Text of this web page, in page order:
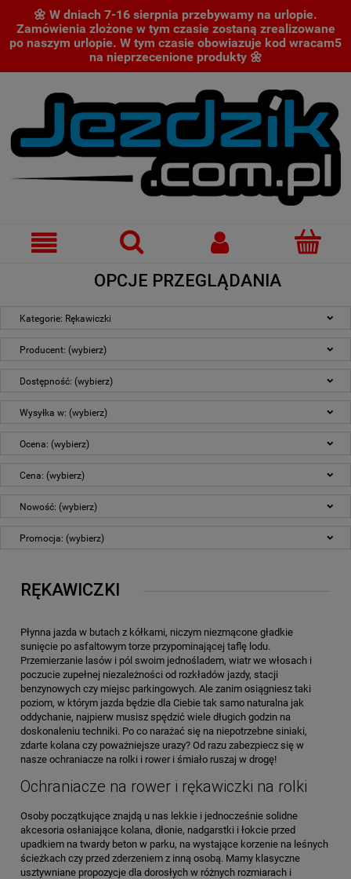
🌼 W dniach 7-16 sierpnia przebywamy na urlopie.
Zamówienia zlożone w tym czasie zostaną zrealizowane
po naszym urlopie. W tym czasie obowiazuje kod wracam5
na nieprzecenione produkty 🌼
OPCJE PRZEGLĄDANIA
Kategorie: Rękawiczki
Producent: (wybierz)
Dostępność: (wybierz)
Wysyłka w: (wybierz)
Ocena: (wybierz)
Cena: (wybierz)
Nowość: (wybierz)
Promocja: (wybierz)
RĘKAWICZKI
Płynna jazda w butach z kółkami, niczym niezmącone gładkie
sunięcie po asfaltowym torze przypominającej taflę lodu.
Przemierzanie lasów i pól swoim jednośladem, wiatr we włosach i
poczucie zupełnej niezależności od rozkładów jazdy, stacji
benzynowych czy miejsc parkingowych. Ale zanim osiągniesz taki
poziom, w którym jazda będzie dla Ciebie tak samo naturalna jak
oddychanie, najpierw musisz spędzić wiele długich godzin na
doskonaleniu techniki. Po co narażać się na niepotrzebne siniaki,
zdarte kolana czy poważniejsze urazy? Od razu zabezpiecz się w
nasze ochraniacze na rolki i rower i śmiało ruszaj w drogę!
Ochraniacze na rower i rękawiczki na rolki
Osoby początkujące znajdą u nas lekkie i jednocześnie solidne
akcesoria osłaniające kolana, dłonie, nadgarstki i łokcie przed
upadkiem na twardy beton w parku, na wystające korzenie na leśnych
ścieżkach czy przed zderzeniem z inną osobą. Mamy klasyczne
usztywniane propozycje dla dorosłych w różnych rozmiarach i